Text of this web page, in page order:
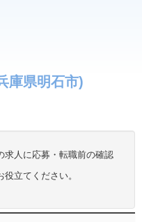
庫県明石市)
求人に応募・転職前の確認
立てください。